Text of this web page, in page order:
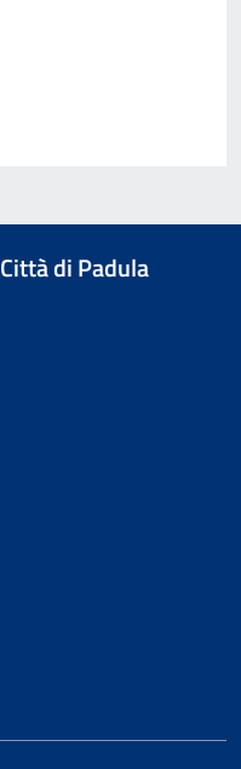
Città di Padula